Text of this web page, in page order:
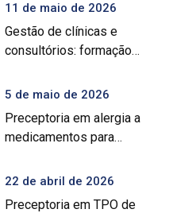
11 de maio de 2026
Gestão de clínicas e
consultórios: formação
5 de maio de 2026
Preceptoria em alergia a
medicamentos para
especializada
22 de abril de 2026
Preceptoria em TPO de